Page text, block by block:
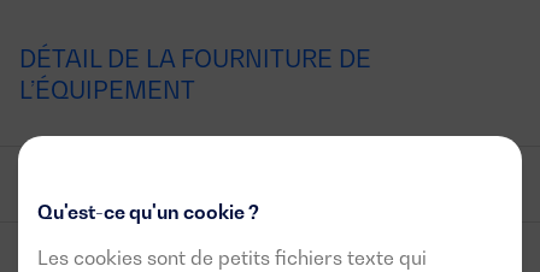
Qu'est-ce qu'un cookie ?
Les cookies sont de petits fichiers texte qui
DÉTAIL DE LA FOURNITURE DE
L’ÉQUIPEMENT
Panneaux de contrôle